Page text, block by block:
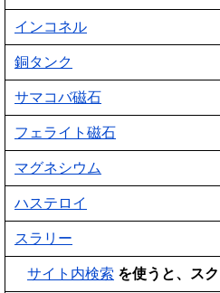
インコネル
銅タンク
サマコバ磁石
フェライト磁石
マグネシウム
ハステロイ
スラリー
サイト内検索 を使うと、ス